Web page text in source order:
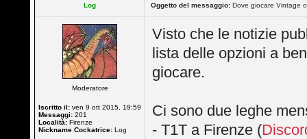
Log Oggetto del messaggio: Dove giocare Vintage
Moderatore
Iscritto il: ven 9 ott 2015, 19:59
Messaggi: 201
Località: Firenze
Nickname Cockatrice: Log
Visto che le notizie
lista delle opzioni a
giocare.
Ci sono due leghe
- T1T a Firenze (